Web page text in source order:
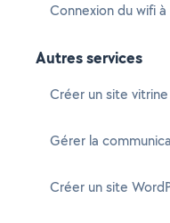
Connexion du wifi
Autres services
Créer un site vitrine
Gérer la
Créer un site